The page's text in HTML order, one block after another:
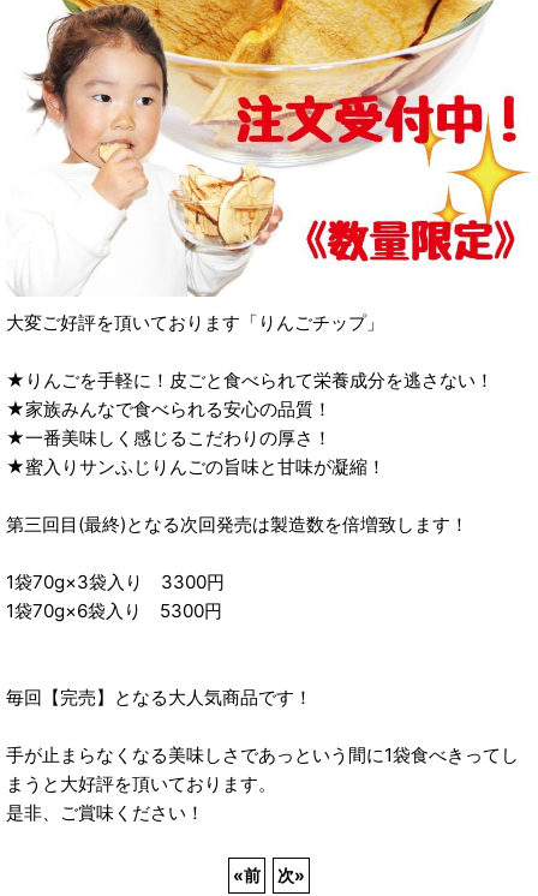
大変ご好評を頂いております「りんごチップ」
★りんごを手軽に！皮ごと食べられて栄養成分を逃さない！
★家族みんなで食べられる安心の品質！
★一番美味しく感じるこだわりの厚さ！
★蜜入りサンふじりんごの旨味と甘味が凝縮！
第三回目(最終)となる次回発売は製造数を倍増致します！
1袋70g×3袋入り 3300円
1袋70g×6袋入り 5300円
毎回【完売】となる大人気商品です！
手が止まらなくなる美味しさであっという間に1袋食べきってし
まうと大好評を頂いております。
是非、ご賞味ください！
«前 次»